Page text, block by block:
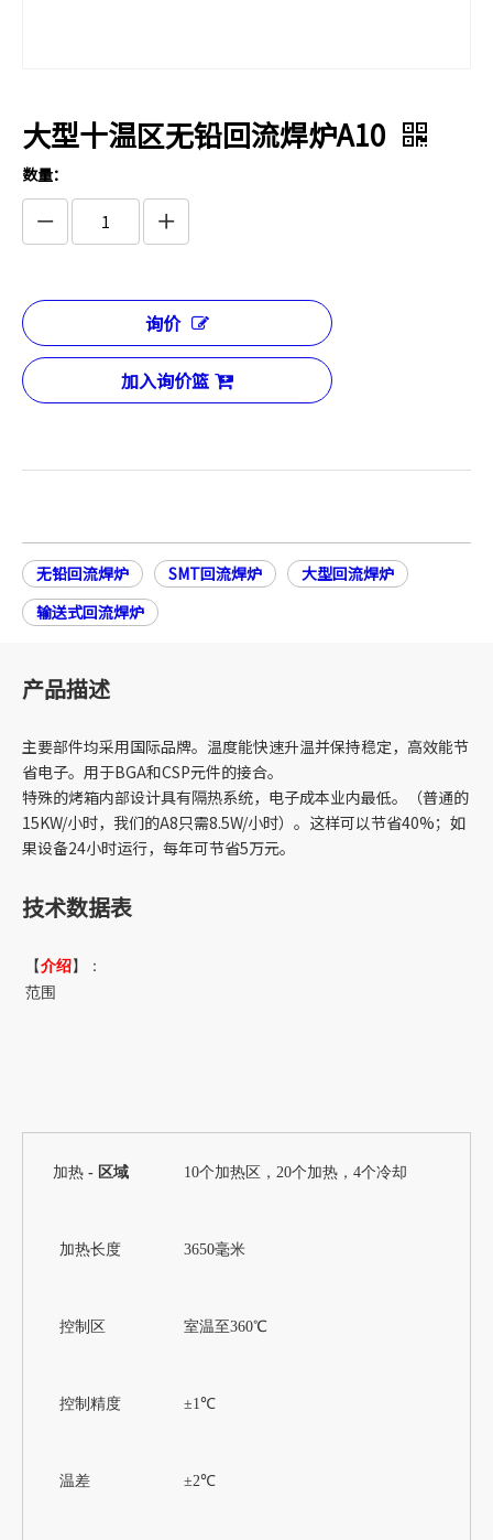
大型十温区无铅回流焊炉A10
数量：
询价
加入询价篮
无铅回流焊炉 SMT回流焊炉
大型回流焊炉
输送式回流焊炉
产品描述
主要部件均采用国际品牌。温度能快速升温并保持稳定，高效能节
省电子。用于BGA和CSP元件的接合。
特殊的烤箱内部设计具有隔热系统，电子成本业内最低。（普通的
15KW/小时，我们的A8只需8.5W/小时）。这样可以节省40%；如
果设备24小时运行，每年可节省5万元。
技术数据表
【介绍】：
范围
加热 - 区域 10个加热区，20个加热，4个冷却
加热长度 3650毫米
控制区 室温至360℃
控制精度 ±1℃
温差 ±2℃